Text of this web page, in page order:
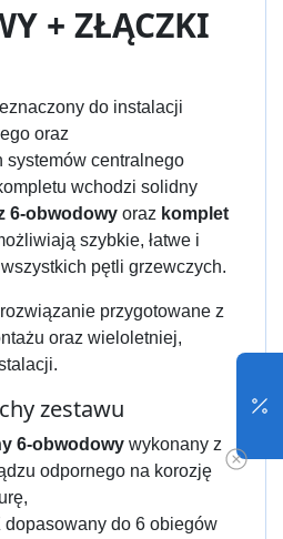
+ ZŁĄCZKI
do instalacji
oraz
systemów centralnego
wchodzi solidny
6-obwodowy oraz komplet
szybkie, łatwe i
pętli grzewczych.
przygotowane z
oraz wieloletniej,
zestawu
6-obwodowy wykonany z
odpornego na korozję
dopasowany do 6 obiegów